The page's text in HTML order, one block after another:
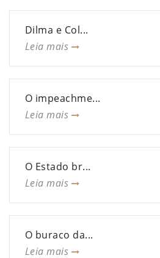
Dilma e Col...
Leia mais
O impeachme...
Leia mais
O Estado br...
Leia mais
O buraco da...
Leia mais